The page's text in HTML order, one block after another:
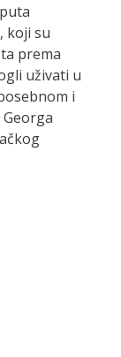
koji su
prema
uživati u
i